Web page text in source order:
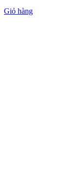
Giỏ hàng